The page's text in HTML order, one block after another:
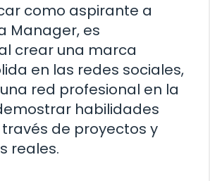
como aspirante a
Manager, es
crear una marca
en las redes sociales,
red profesional en la
habilidades
de proyectos y
reales.